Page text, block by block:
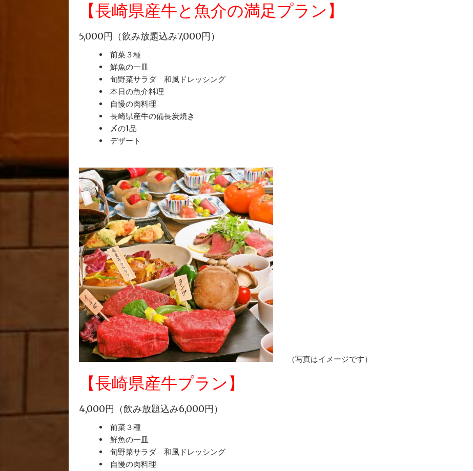
【長崎県産牛と魚介の満足プラン】
5,000円（飲み放題込み7,000円）
前菜３種
鮮魚の一皿
旬野菜サラダ 和風ドレッシング
本日の魚介料理
自慢の肉料理
長崎県産牛の備長炭焼き
〆の1品
デザート
（写真はイメージです）
【長崎県産牛プラン】
4,000円（飲み放題込み6,000円）
前菜３種
鮮魚の一皿
旬野菜サラダ 和風ドレッシング
自慢の肉料理